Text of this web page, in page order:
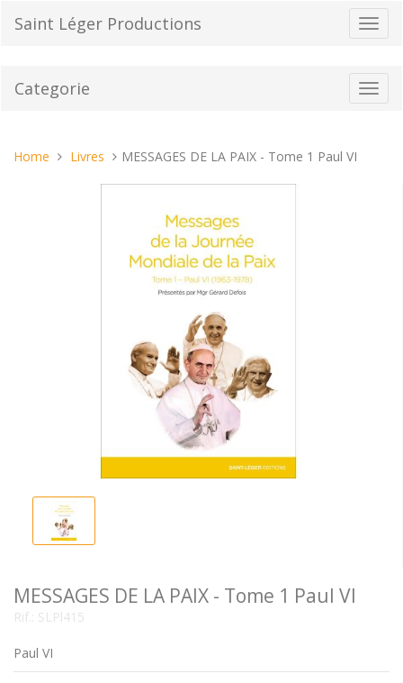
Saint Léger Productions
Categorie
Tu
Home Livres MESSAGES DE LA PAIX - Tome 1 Paul VI
MESSAGES DE LA PAIX - Tome 1 Paul VI
Rif.: SLPl415
Paul VI